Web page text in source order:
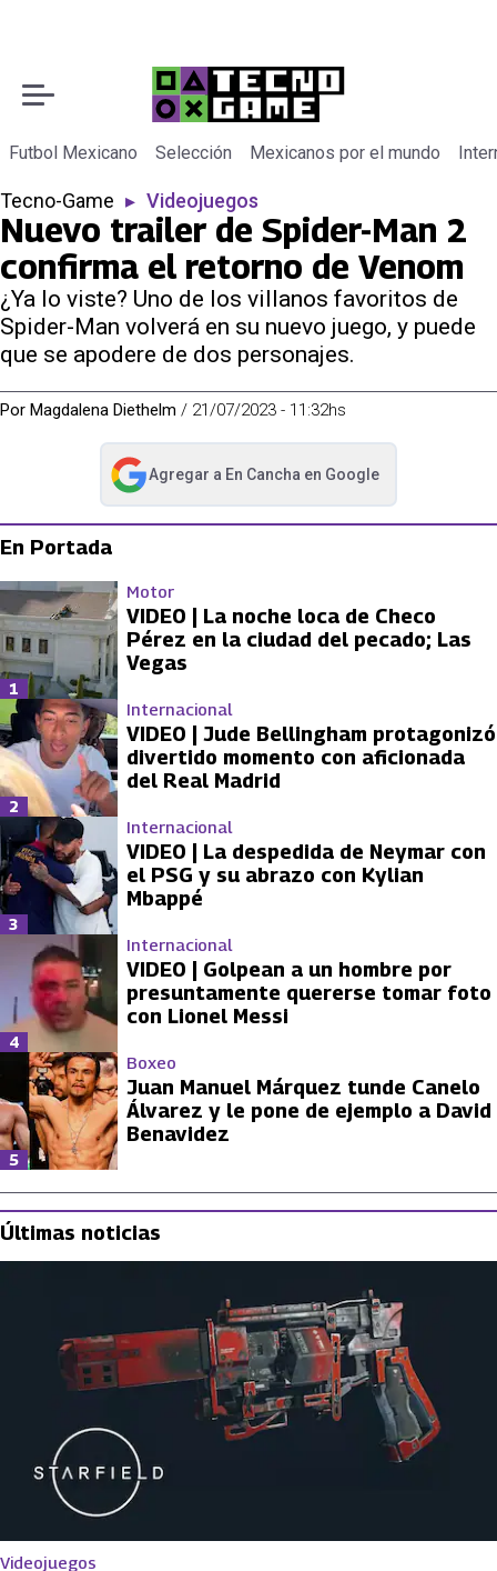
Futbol Mexicano Selección Mexicanos por el mundo
Tecno-Game ▸ Videojuegos
Nuevo trailer de Spider-Man 2
confirma el retorno de Venom
¿Ya lo viste? Uno de los villanos favoritos de
Spider-Man volverá en su nuevo juego, y puede
que se apodere de dos personajes.
Por Magdalena Diethelm / 21/07/2023 - 11:32hs
Agregar a En Cancha en Google
abre en nueva pestaña
En Portada
Motor
VIDEO | La noche loca de Checo
Pérez en la ciudad del pecado; Las
Vegas
1
Internacional
VIDEO | Jude Bellingham protagonizó
divertido momento con aficionada
del Real Madrid
2
Internacional
VIDEO | La despedida de Neymar con
el PSG y su abrazo con Kylian
Mbappé
3
Internacional
VIDEO | Golpean a un hombre por
presuntamente quererse tomar foto
con Lionel Messi
4
Boxeo
Juan Manuel Márquez tunde Canelo
Álvarez y le pone de ejemplo a David
Benavidez
5
Últimas noticias
Videojuegos